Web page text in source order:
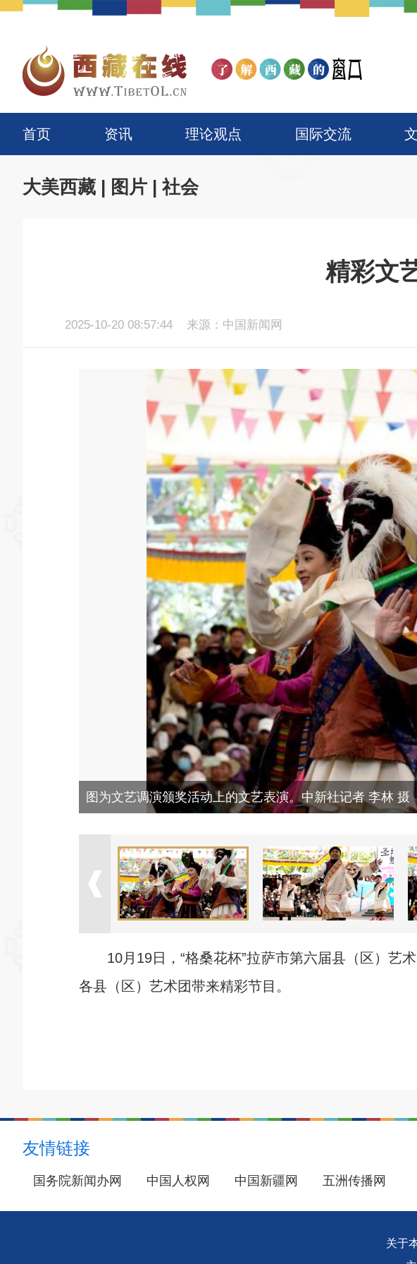
首页 资讯 理论观点 国际交流
大美西藏 | 图片 | 社会
精彩文
2025-10-20 08:57:44 来源：中国新闻网
图为文艺调演颁奖活动上的文艺表演。中新社记者 李林 摄
10月19日，“格桑花杯”拉萨市第六届县（区）艺
各县（区）艺术团带来精彩节目。
友情链接
国务院新闻办网 中国人权网 中国新疆网 五洲传播网
关于